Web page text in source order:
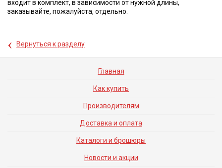
входит в комплект, в зависимости от нужной длины,
заказывайте, пожалуйста, отдельно.
‹ Вернуться к разделу
Главная
Как купить
Производителям
Доставка и оплата
Каталоги и брошюры
Новости и акции